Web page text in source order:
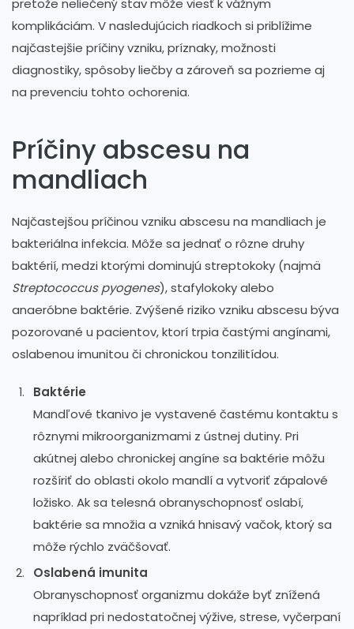
komplikáciám. V nasledujúcich riadkoch si priblížime
najčastejšie príčiny vzniku, príznaky, možnosti
diagnostiky, spôsoby liečby a zároveň sa pozrieme aj
na prevenciu tohto ochorenia.
Príčiny abscesu na
mandliach
Najčastejšou príčinou vzniku abscesu na mandliach je
bakteriálna infekcia. Môže sa jednať o rôzne druhy
baktérií, medzi ktorými dominujú streptokoky (najmä
Streptococcus pyogenes), stafylokoky alebo
anaeróbne baktérie. Zvýšené riziko vzniku abscesu býva
pozorované u pacientov, ktorí trpia častými angínami,
oslabenou imunitou či chronickou tonzilitídou.
Baktérie
Mandľové tkanivo je vystavené častému kontaktu s
rôznymi mikroorganizmami z ústnej dutiny. Pri
akútnej alebo chronickej angíne sa baktérie môžu
rozšíriť do oblasti okolo mandlí a vytvoriť zápalové
ložisko. Ak sa telesná obranyschopnosť oslabí,
baktérie sa množia a vzniká hnisavý vačok, ktorý sa
môže rýchlo zväčšovať.
Oslabená imunita
Obranyschopnosť organizmu dokáže byť znížená
napríklad pri nedostatočnej výžive, strese, vyčerpaní